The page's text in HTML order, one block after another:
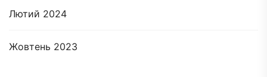
Лютий 2024
Жовтень 2023